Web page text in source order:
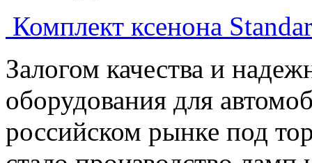
Комплект ксенона
Залогом качества и
оборудования для
российском рынке под